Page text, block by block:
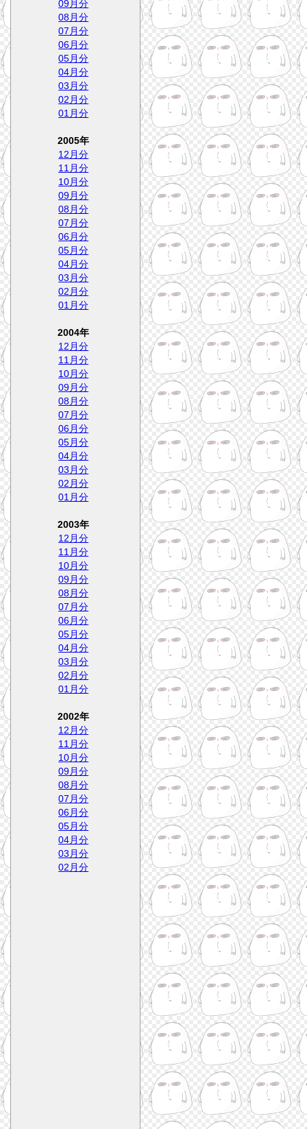
09月分
08月分
07月分
06月分
05月分
04月分
03月分
02月分
01月分
2005年
12月分
11月分
10月分
09月分
08月分
07月分
06月分
05月分
04月分
03月分
02月分
01月分
2004年
12月分
11月分
10月分
09月分
08月分
07月分
06月分
05月分
04月分
03月分
02月分
01月分
2003年
12月分
11月分
10月分
09月分
08月分
07月分
06月分
05月分
04月分
03月分
02月分
01月分
2002年
12月分
11月分
10月分
09月分
08月分
07月分
06月分
05月分
04月分
03月分
02月分